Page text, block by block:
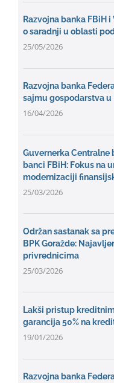
Razvojna banka FBiH
o saradnji u oblasti
25/05/2026
Razvojna banka
sajmu gospodarstva u
16/04/2026
Guvernerka Centralne
banci FBiH: Fokus na
modernizaciji
25/03/2026
Održan sastanak sa
BPK Goražde:
privrednicima
25/03/2026
Lakši pristup
garancija 50% na
19/01/2026
Razvojna banka